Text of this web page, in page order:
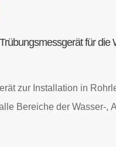
für die
zur Installation in
Bereiche der Wasser-,